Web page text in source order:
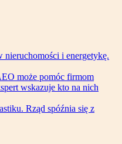
nieruchomości i energetykę.
może pomóc firmom
wskazuje kto na nich
Rząd spóźnia się z